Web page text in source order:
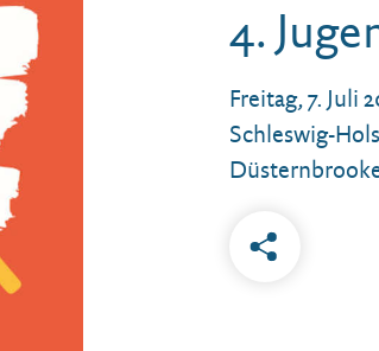
4.
Freitag, 7. Juli
Schleswig-